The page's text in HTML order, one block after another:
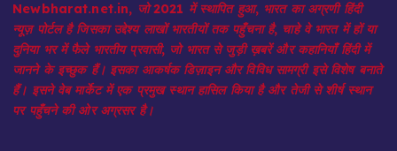
Newbharat.net.in, जो 2021 में स्थापित हुआ, भारत का अग्रणी हिंदी
न्यूज़ पोर्टल है जिसका उद्देश्य लाखों भारतीयों तक पहुँचना है, चाहे वे भारत में हों या
दुनिया भर में फैले भारतीय प्रवासी, जो भारत से जुड़ी ख़बरें और कहानियाँ हिंदी में
जानने के इच्छुक हैं। इसका आकर्षक डिज़ाइन और विविध सामग्री इसे विशेष बनाते
हैं। इसने वेब मार्केट में एक प्रमुख स्थान हासिल किया है और तेजी से शीर्ष स्थान
पर पहुँचने की ओर अग्रसर है।